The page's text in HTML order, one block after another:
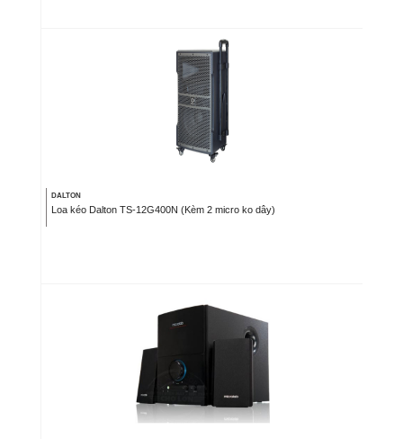
DALTON
Loa kéo Dalton TS-12G400N (Kèm 2 micro ko dây)